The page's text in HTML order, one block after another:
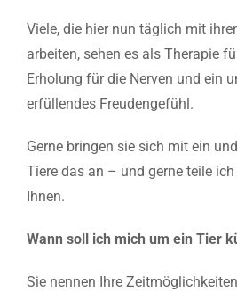
Viele, die hier nun täglich mit
arbeiten, sehen es als Therapie
Erholung für die Nerven und ein
erfüllendes Freudengefühl.
Gerne bringen sie sich mit ein
Tiere das an – und gerne teile
Ihnen.
Wann soll ich mich um ein Tier
Sie nennen Ihre